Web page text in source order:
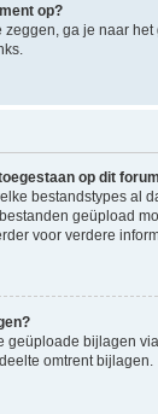
op?
zeggen, ga je naar
op dit
bestandstypes al
geüpload
voor verdere
geüploade bijlagen
omtrent bijlagen.